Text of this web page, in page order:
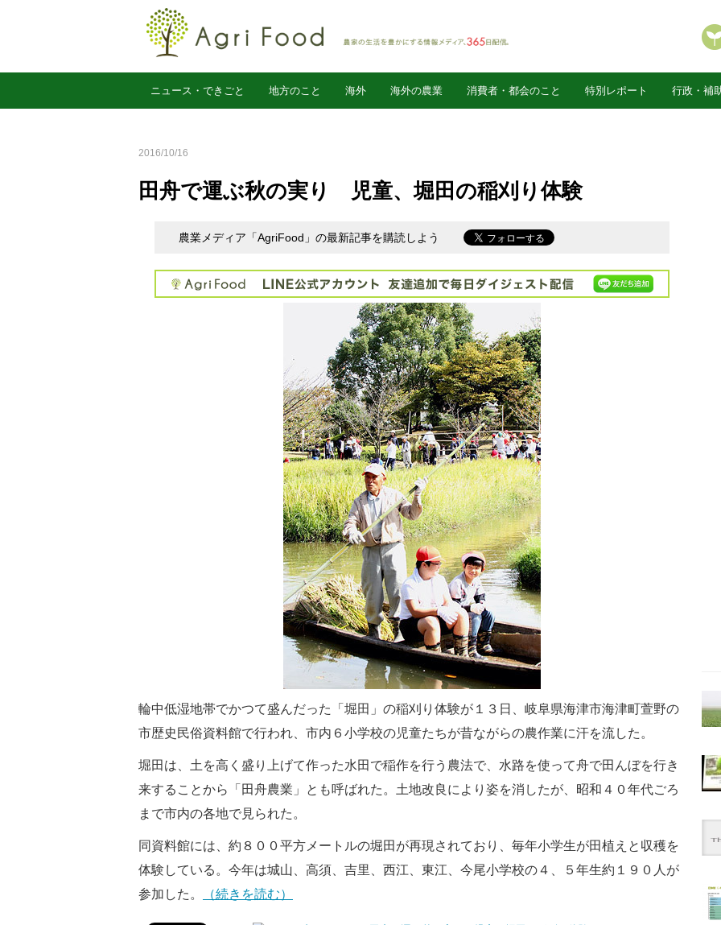
ニュース・できごと 地方のこと 海外 海外の農業 消費者・都会のこと 特別レポート 行政・補
2016/10/16
田舟で運ぶ秋の実り 児童、堀田の稲刈り体験
農業メディア「AgriFood」の最新記事を購読しよう
輪中低湿地帯でかつて盛んだった「堀田」の稲刈り体験が１３日、岐阜県海津市海津町萱野の
市歴史民俗資料館で行われ、市内６小学校の児童たちが昔ながらの農作業に汗を流した。
堀田は、土を高く盛り上げて作った水田で稲作を行う農法で、水路を使って舟で田んぼを行き
来することから「田舟農業」とも呼ばれた。土地改良により姿を消したが、昭和４０年代ごろ
まで市内の各地で見られた。
同資料館には、約８００平方メートルの堀田が再現されており、毎年小学生が田植えと収穫を
体験している。今年は城山、高須、吉里、西江、東江、今尾小学校の４、５年生約１９０人が
参加した。
（続きを読む）